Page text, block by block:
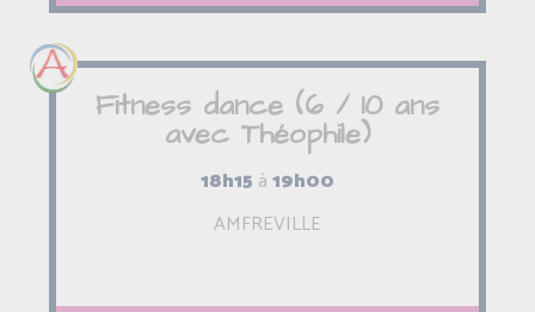
Fitness dance (6 / 10 ans
avec Théophile)
18h15 à19h00
AMFREVILLE